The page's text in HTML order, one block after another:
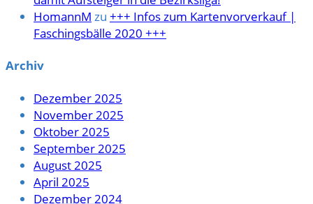
HomannM zu +++ Infos zum Kartenvorverkauf |
Faschingsbälle 2020 +++
Archiv
Dezember 2025
November 2025
Oktober 2025
September 2025
August 2025
April 2025
Dezember 2024